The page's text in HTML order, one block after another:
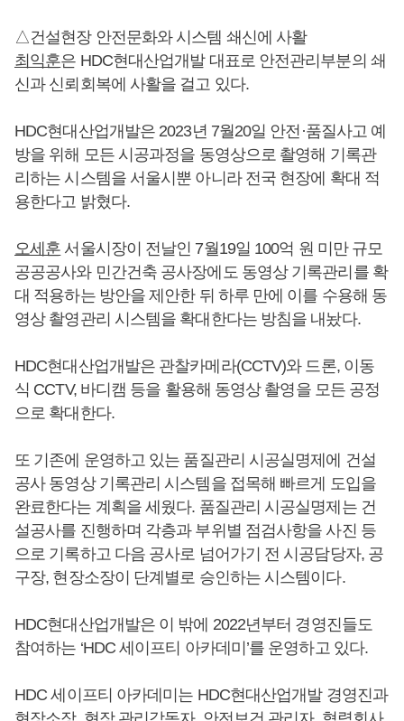
△건설현장 안전문화와 시스템 쇄신에 사활
최익훈은 HDC현대산업개발 대표로 안전관리부분의 쇄
신과 신뢰회복에 사활을 걸고 있다.
HDC현대산업개발은 2023년 7월20일 안전·품질사고 예
방을 위해 모든 시공과정을 동영상으로 촬영해 기록관
리하는 시스템을 서울시뿐 아니라 전국 현장에 확대 적
용한다고 밝혔다.
오세훈 서울시장이 전날인 7월19일 100억 원 미만 규모
공공공사와 민간건축 공사장에도 동영상 기록관리를 확
대 적용하는 방안을 제안한 뒤 하루 만에 이를 수용해 동
영상 촬영관리 시스템을 확대한다는 방침을 내놨다.
HDC현대산업개발은 관찰카메라(CCTV)와 드론, 이동
식 CCTV, 바디캠 등을 활용해 동영상 촬영을 모든 공정
으로 확대한다.
또 기존에 운영하고 있는 품질관리 시공실명제에 건설
공사 동영상 기록관리 시스템을 접목해 빠르게 도입을
완료한다는 계획을 세웠다. 품질관리 시공실명제는 건
설공사를 진행하며 각층과 부위별 점검사항을 사진 등
으로 기록하고 다음 공사로 넘어가기 전 시공담당자, 공
구장, 현장소장이 단계별로 승인하는 시스템이다.
HDC현대산업개발은 이 밖에 2022년부터 경영진들도
참여하는 ‘HDC 세이프티 아카데미’를 운영하고 있다.
HDC 세이프티 아카데미는 HDC현대산업개발 경영진과